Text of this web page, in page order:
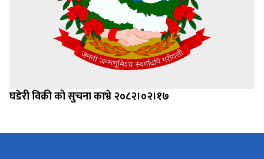
घडेरी विक्री को सुचना काभ्रे २०८२।०२।१७